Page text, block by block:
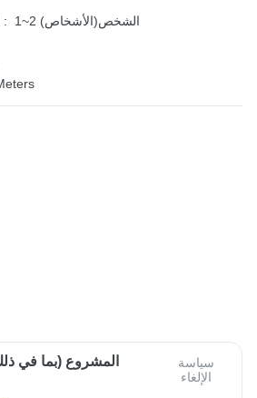
الحد الأقصى لعدد الضيوف : 1~2 الشخص(الأشخاص)
سياسة
الإلغاء